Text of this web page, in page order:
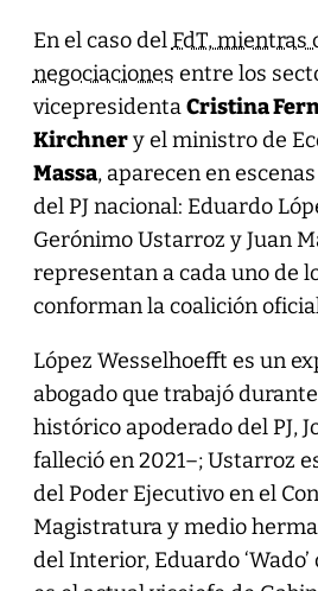
En el caso delFdT, mientras
negociaciones entre los
vicepresidentaCristina
Kirchnery el ministro de
Massa, aparecen en
del PJ nacional: Eduardo
Gerónimo Ustarroz y Juan
representan a cada uno de
conforman la coalición
López Wesselhoefft es un
abogado que trabajó
histórico apoderado del PJ,
falleció en 2021–; Ustarroz
del Poder Ejecutivo en el
Magistratura y medio
del Interior, Eduardo